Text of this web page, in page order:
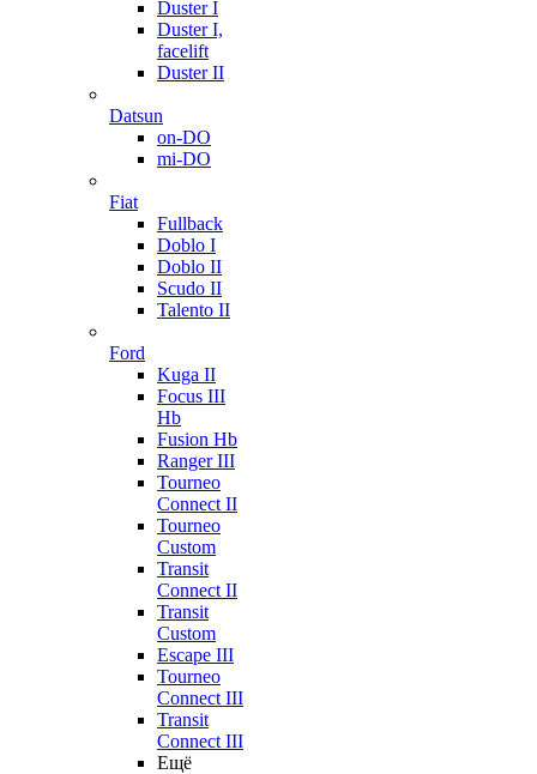
Duster I
Duster I,
facelift
Duster II
Datsun
on-DO
mi-DO
Fiat
Fullback
Doblo I
Doblo II
Scudo II
Talento II
Ford
Kuga II
Focus III
Hb
Fusion Hb
Ranger III
Tourneo
Connect II
Tourneo
Custom
Transit
Connect II
Transit
Custom
Escape III
Tourneo
Connect III
Transit
Connect III
Ещё